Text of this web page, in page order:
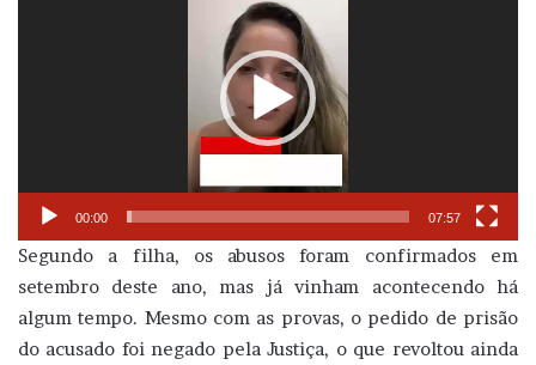
00:00 07:57
Segundo a filha, os abusos foram confirmados em
setembro deste ano, mas já vinham acontecendo há
algum tempo. Mesmo com as provas, o pedido de prisão
do acusado foi negado pela Justiça, o que revoltou ainda